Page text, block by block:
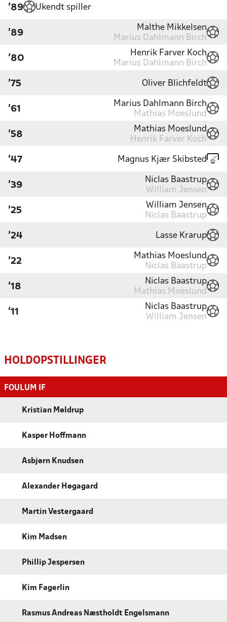
'89 Ukendt spiller
'89
Malthe Mikkelsen
Marius Dahlmann Birch
'80
Henrik Farver Koch
Marius Dahlmann Birch
'75 Oliver Blichfeldt
'61
Marius Dahlmann Birch
Mathias Moeslund
'58
Mathias Moeslund
Henrik Farver Koch
'47 Magnus Kjær Skibsted
'39
Niclas Baastrup
William Jensen
'25
William Jensen
Niclas Baastrup
'24 Lasse Krarup
'22
Mathias Moeslund
Niclas Baastrup
'18
Niclas Baastrup
Mathias Moeslund
'11
Niclas Baastrup
William Jensen
HOLDOPSTILLINGER
FOULUM IF
Kristian Møldrup
Kasper Hoffmann
Asbjørn Knudsen
Alexander Høgagard
Martin Vestergaard
Kim Madsen
Phillip Jespersen
Kim Fagerlin
Rasmus Andreas Næstholdt Engelsmann